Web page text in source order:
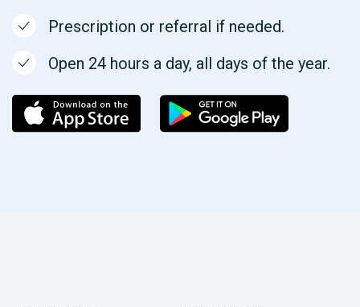
Prescription or referral if needed.
Open 24 hours a day, all days of the year.